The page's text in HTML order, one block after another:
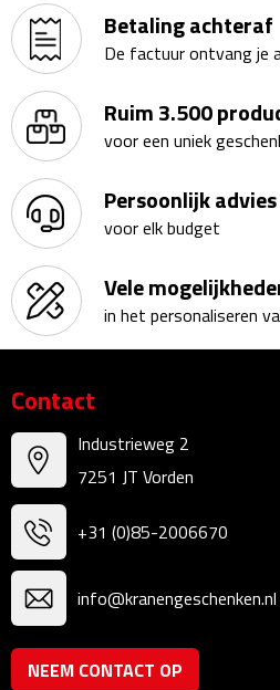
Memo sets
Unieke memo's
Zelfklevende memo's
Kubusblokken
Gadgets
Hoofdtelefoons
Bluetooth hoofdtelefoons
Bedrade hoofdtelefoons
Bluetooth audio oordopjes
Bedrade audio oordopjes
Speakers
Bluetooth speakers
Multifunctionele speakers
Betaling achteraf
De factuur ontvang je
Ruim 3.500
voor een uniek
Persoonlijk
voor elk budget
Vele
in het personaliseren
Contact
Industrieweg 2
7251 JT Vorden
+31 (0)85-2006670
info@kranengeschenken.nl
NEEM CONTACT OP